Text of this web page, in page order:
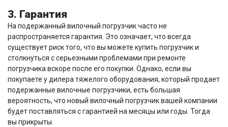
3. Гарантия
На подержанный вилочный погрузчик часто не
распространяется гарантия. Это означает, что всегда
существует риск того, что вы можете купить погрузчик и
столкнуться с серьезными проблемами при ремонте
погрузчика вскоре после его покупки. Однако, если вы
покупаете у дилера тяжелого оборудования, который продает
подержанные вилочные погрузчики, есть большая
вероятность, что новый вилочный погрузчик вашей компании
будет поставляться с гарантией на месяцы или годы. Тогда
вы прикрыты.